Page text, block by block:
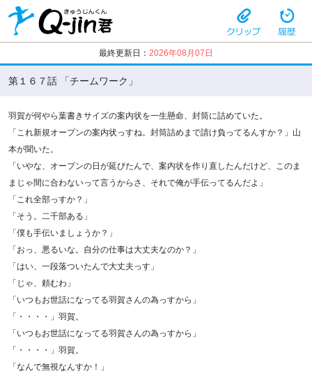
最終更新日： 2026年08月07日
第１６７話 「チームワーク」
羽賀が何やら葉書きサイズの案内状を一生懸命、封筒に詰めていた。
「これ新規オープンの案内状っすね。封筒詰めまで請け負ってるんすか？」山
本が聞いた。
「いやな、オープンの日が延びたんで、案内状を作り直したんだけど、このま
まじゃ間に合わないって言うからさ、それで俺が手伝ってるんだよ」
「これ全部っすか？」
「そう。二千部ある」
「僕も手伝いましょうか？」
「おっ、悪るいな。自分の仕事は大丈夫なのか？」
「はい、一段落ついたんで大丈夫っす」
「じゃ、頼むわ」
「いつもお世話になってる羽賀さんの為っすから」
「・・・・」羽賀。
「いつもお世話になってる羽賀さんの為っすから」
「・・・・」羽賀。
「なんで無視なんすか！」